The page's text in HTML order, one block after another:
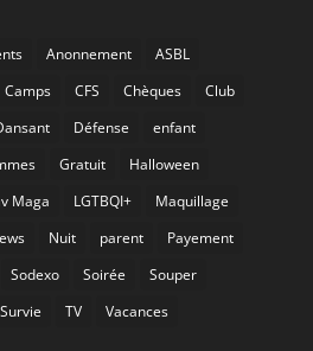
Anonnement
ASBL
Camps CFS Chèques
Club
Défense
enfant
Gratuit
Halloween
Maga LGTBQI+
Maquillage
Nuit parent
Payement
Sodexo Soirée
Souper
Survie TV Vacances